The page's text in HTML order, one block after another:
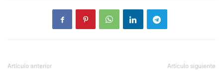
Artículo anterior Artículo siguiente